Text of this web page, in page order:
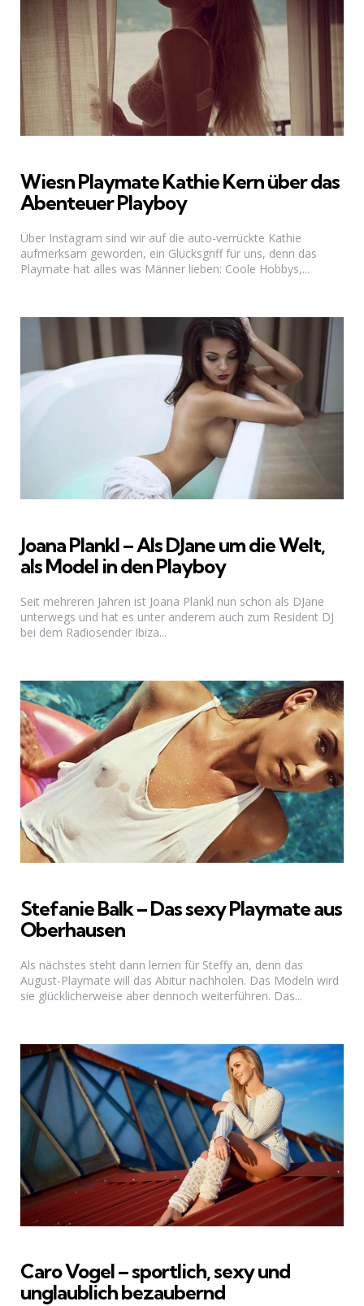
Wiesn Playmate Kathie Kern über das
Abenteuer Playboy
Über Instagram sind wir auf die auto-verrückte Kathie
aufmerksam geworden, ein Glücksgriff für uns, denn das
Playmate hat alles was Männer lieben: Coole Hobbys,...
Joana Plankl – Als DJane um die Welt,
als Model in den Playboy
Seit mehreren Jahren ist Joana Plankl nun schon als DJane
unterwegs und hat es unter anderem auch zum Resident DJ
bei dem Radiosender Ibiza...
Stefanie Balk – Das sexy Playmate aus
Oberhausen
Als nächstes steht dann lernen für Steffy an, denn das
August-Playmate will das Abitur nachholen. Das Modeln wird
sie glücklicherweise aber dennoch weiterführen. Das...
Caro Vogel – sportlich, sexy und
unglaublich bezaubernd